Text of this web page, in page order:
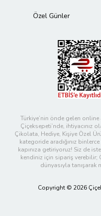
Özel Günler
Türkiye’nin önde gelen
Çiçeksepeti’nde, ihtiyacınız
Çikolata, Hediye, Kişiye Özel
kategoride aradığınız
kapınıza getiriyoruz! Siz de
kendiniz için sipariş verebilir;
dünyasıyla
Copyright © 2026